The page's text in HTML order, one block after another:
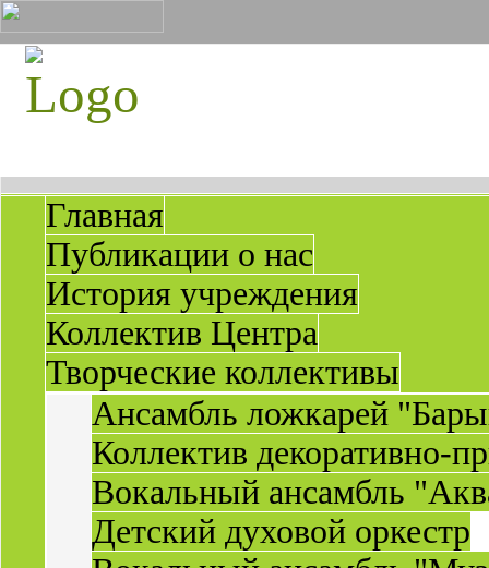
Главная
Публикации о нас
История учреждения
Коллектив Центра
Творческие коллективы
Ансамбль ложкарей
Коллектив декоративно-
Вокальный ансамбль
Детский духовой оркестр